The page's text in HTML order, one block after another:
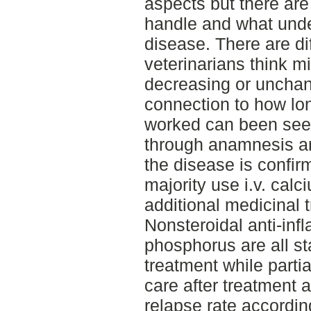
handle and what
disease. There are
veterinarians think
decreasing or
connection to how
worked can been
through anamnesis
the disease is
majority use i.v.
additional medicinal
Nonsteroidal anti-
phosphorus are all
treatment while
care after treatment
relapse rate